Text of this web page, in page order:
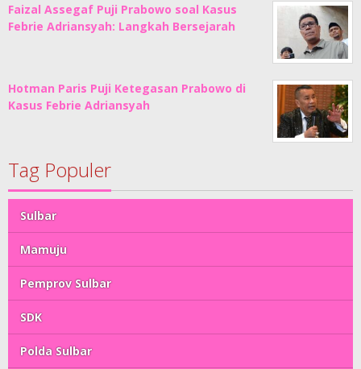
Faizal Assegaf Puji Prabowo soal Kasus
Febrie Adriansyah: Langkah Bersejarah
Hotman Paris Puji Ketegasan Prabowo di
Kasus Febrie Adriansyah
Tag Populer
Sulbar
Mamuju
Pemprov Sulbar
SDK
Polda Sulbar